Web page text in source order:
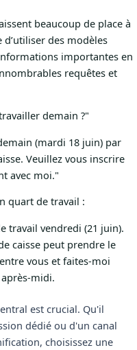
beaucoup de place à
d’utiliser des modèles
importantes en
requêtes et
demain ?"
(mardi 18 juin) par
Veuillez vous inscrire
avec moi."
quart de travail :
travail vendredi (21 juin).
caisse peut prendre le
vous et faites-moi
midi.
est crucial. Qu'il
dédié ou d'un canal
choisissez une